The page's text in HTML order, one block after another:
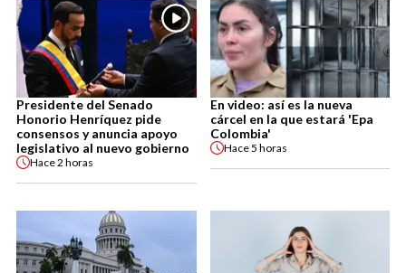
Presidente del Senado
Honorio Henríquez pide
consensos y anuncia apoyo
legislativo al nuevo gobierno
Hace2 horas
En video: así es la nueva
cárcel en la que estará 'Epa
Colombia'
Hace5 horas